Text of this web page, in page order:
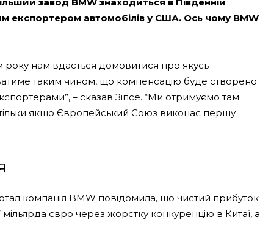
експортером автомобілів у США. Ось чому BMW
нам вдасться домовитися про якусь
таким чином, що компенсацію буде створено
– сказав Зіпсе. “Ми отримуємо там
якщо Європейський Союз виконає першу
компанія BMW повідомила, що чистий прибуток
євро через жорстку конкуренцію в Китаї, а